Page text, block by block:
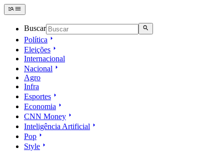
Buscar
Política
Eleições
Internacional
Nacional
Agro
Infra
Esportes
Economia
CNN Money
Inteligência Artificial
Pop
Style